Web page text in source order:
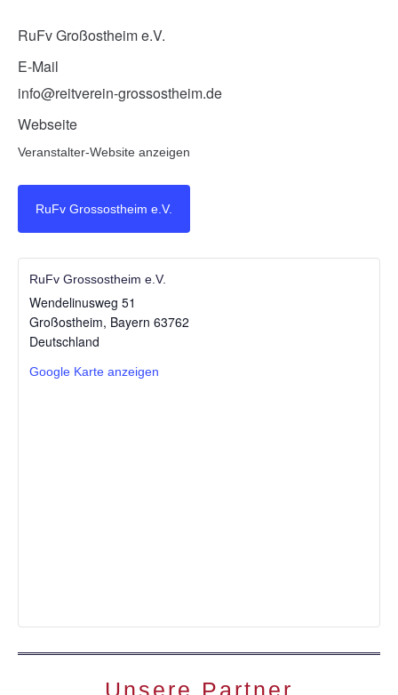
RuFv Großostheim e.V.
E-Mail
info@reitverein-grossostheim.de
Webseite
Veranstalter-Website anzeigen
RuFv Grossostheim e.V.
RuFv Grossostheim e.V.
Wendelinusweg 51
Großostheim, Bayern 63762
Deutschland
Google Karte anzeigen
Unsere Partner